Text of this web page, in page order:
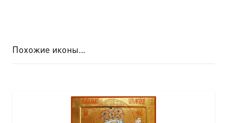
Похожие иконы…